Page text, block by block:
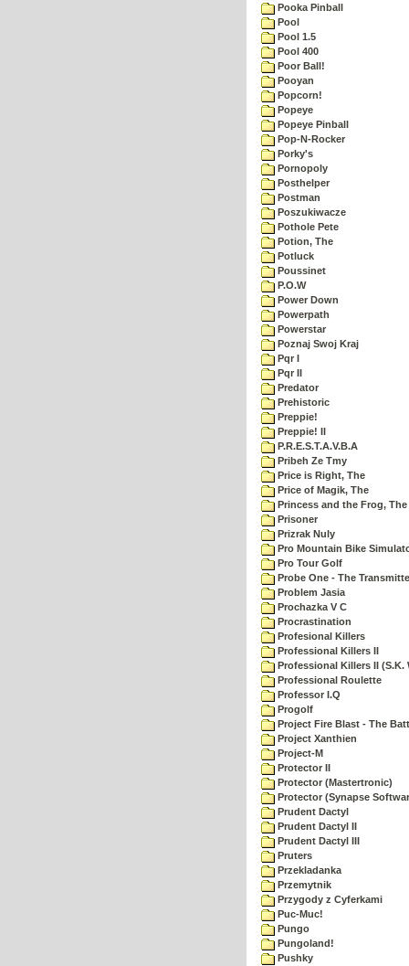
Pooka Pinball
Pool
Pool 1.5
Pool 400
Poor Ball!
Pooyan
Popcorn!
Popeye
Popeye Pinball
Pop-N-Rocker
Porky's
Pornopoly
Posthelper
Postman
Poszukiwacze
Pothole Pete
Potion, The
Potluck
Poussinet
P.O.W
Power Down
Powerpath
Powerstar
Poznaj Swoj Kraj
Pqr I
Pqr II
Predator
Prehistoric
Preppie!
Preppie! II
P.R.E.S.T.A.V.B.A
Pribeh Ze Tmy
Price is Right, The
Price of Magik, The
Princess and the Frog, The
Prisoner
Prizrak Nuly
Pro Mountain Bike
Pro Tour Golf
Probe One - The
Problem Jasia
Prochazka V C
Procrastination
Profesional Killers
Professional Killers II
Professional Killers II (S.K.
Professional Roulette
Professor I.Q
Progolf
Project Fire Blast - The
Project Xanthien
Project-M
Protector II
Protector (Mastertronic)
Protector (Synapse
Prudent Dactyl
Prudent Dactyl II
Prudent Dactyl III
Pruters
Przekladanka
Przemytnik
Przygody z Cyferkami
Puc-Muc!
Pungo
Pungoland!
Pushky